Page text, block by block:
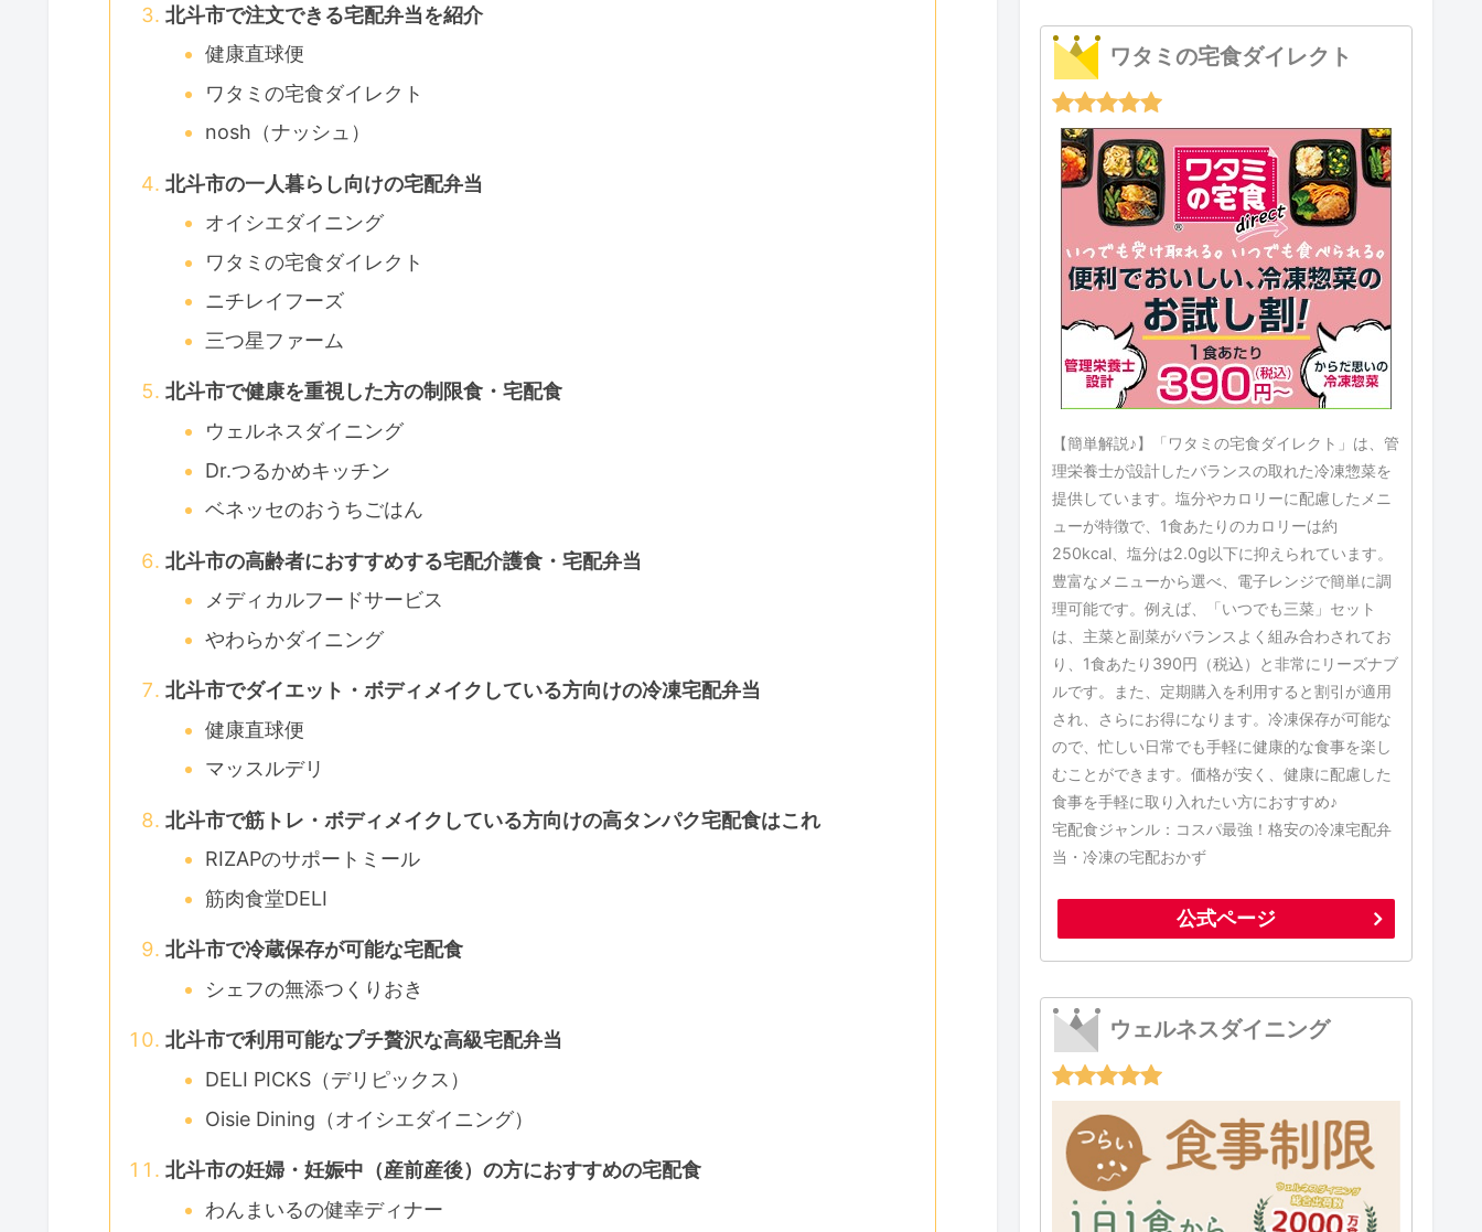
北斗市で注文できる宅配弁当を紹介
健康直球便
ワタミの宅食ダイレクト
nosh（ナッシュ）
北斗市の一人暮らし向けの宅配弁当
オイシエダイニング
ワタミの宅食ダイレクト
ニチレイフーズ
三つ星ファーム
北斗市で健康を重視した方の制限食・宅配食
ウェルネスダイニング
Dr.つるかめキッチン
ベネッセのおうちごはん
北斗市の高齢者におすすめする宅配介護食・宅配弁当
メディカルフードサービス
やわらかダイニング
北斗市でダイエット・ボディメイクしている方向けの冷凍宅配弁当
健康直球便
マッスルデリ
北斗市で筋トレ・ボディメイクしている方向けの高タンパク宅配食はこれ
RIZAPのサポートミール
筋肉食堂DELI
北斗市で冷蔵保存が可能な宅配食
シェフの無添つくりおき
北斗市で利用可能なプチ贅沢な高級宅配弁当
DELI PICKS（デリピックス）
Oisie Dining（オイシエダイニング）
北斗市の妊婦・妊娠中（産前産後）の方におすすめの宅配食
わんまいるの健幸ディナー
ワタミの宅食ダイレクト
【簡単解説♪】「ワタミの宅食ダイレクト」は、管
理栄養士が設計したバランスの取れた冷凍惣菜を
提供しています。塩分やカロリーに配慮したメニ
ューが特徴で、1食あたりのカロリーは約
250kcal、塩分は2.0g以下に抑えられています。
豊富なメニューから選べ、電子レンジで簡単に調
理可能です。例えば、「いつでも三菜」セット
は、主菜と副菜がバランスよく組み合わされてお
り、1食あたり390円（税込）と非常にリーズナブ
ルです。また、定期購入を利用すると割引が適用
され、さらにお得になります。冷凍保存が可能な
ので、忙しい日常でも手軽に健康的な食事を楽し
むことができます。価格が安く、健康に配慮した
食事を手軽に取り入れたい方におすすめ♪
宅配食ジャンル：コスパ最強！格安の冷凍宅配弁
当・冷凍の宅配おかず
公式ページ
ウェルネスダイニング